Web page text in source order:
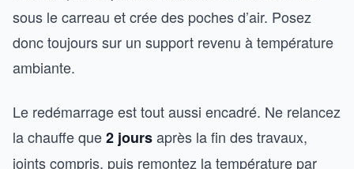
sous le carreau et crée des poches d’air. Posez
donc toujours sur un support revenu à température
ambiante.
Le redémarrage est tout aussi encadré. Ne relancez
la chauffe que2 joursaprès la fin des travaux,
joints compris, puis remontez la température par